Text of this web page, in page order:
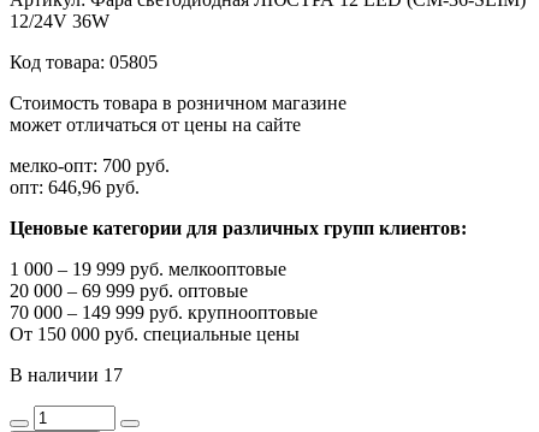
12/24V 36W
Код товара: 05805
Стоимость товара в розничном магазине
может отличаться от цены на сайте
мелко-опт: 700 руб.
опт: 646,96 руб.
Ценовые категории для различных групп клиентов:
1 000 – 19 999 руб. мелкооптовые
20 000 – 69 999 руб. оптовые
70 000 – 149 999 руб. крупнооптовые
От 150 000 руб. специальные цены
В наличии 17